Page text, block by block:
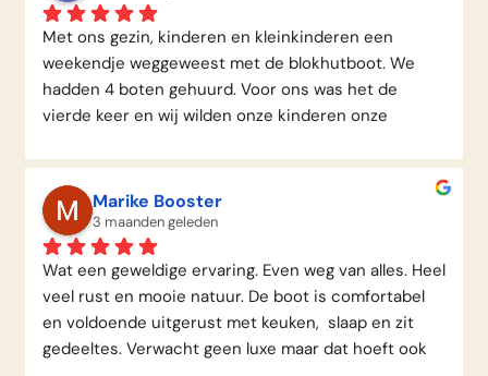
Met ons gezin, kinderen en kleinkinderen een
weekendje weggeweest met de blokhutboot. We
hadden 4 boten gehuurd. Voor ons was het de
vierde keer en wij wilden onze kinderen onze
genoten met z’n allen, varen, kanoën, suppen,
BBQen, vissen, vuurtje stoken etc. We hadden veel
bekijks vanaf de waterkant en vaarpont, heel veel
zwaaien en foto’s maken 😂 Het was ook erg leuk om
de boten strak naast elkaar te leggen, liepen we via
voorterras naar elkaar toe. Een aanrader voor een
familieweekend!Gr, John en Desiree
Marike Booster
3 maanden geleden
Wat een geweldige ervaring. Even weg van alles. Heel
veel rust en mooie natuur. De boot is comfortabel
en voldoende uitgerust met keuken,  slaap en zit
gedeeltes. Verwacht geen luxe maar dat hoeft ook